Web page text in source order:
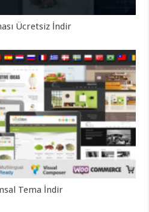
Ücretsiz İndir
Tema İndir